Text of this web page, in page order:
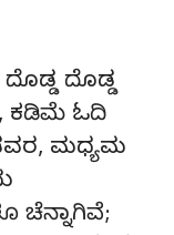
ದೊಡ್ಡ
ಕಡಿಮೆ ಓದಿ
ಮಧ್ಯಮ
ಚೆನ್ನಾಗಿವೆ;